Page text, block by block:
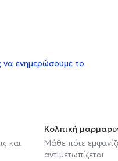
να ενημερώσουμε το
και
Κολπική
Μάθε πότε
αντιμετωπίζεται